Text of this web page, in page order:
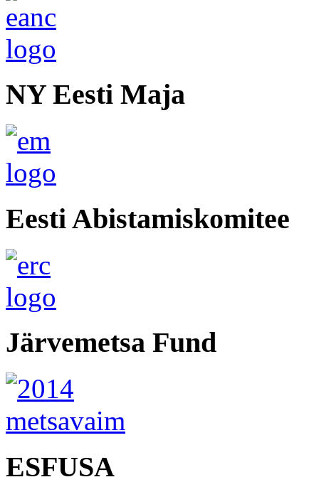
NY Eesti Maja
Eesti Abistamiskomitee
Järvemetsa Fund
ESFUSA